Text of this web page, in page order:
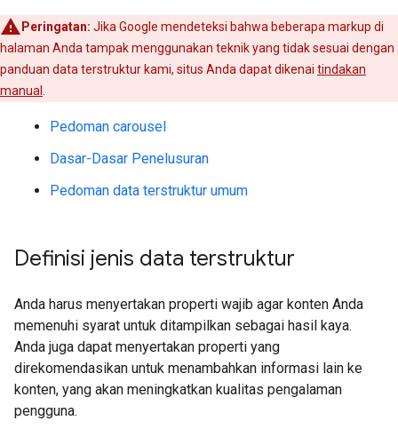
Peringatan: Jika Google mendeteksi bahwa beberapa markup di
halaman Anda tampak menggunakan teknik yang tidak sesuai dengan
panduan data terstruktur kami, situs Anda dapat dikenai tindakan
manual
Pedoman carousel
Dasar-Dasar Penelusuran
Pedoman data terstruktur umum
Definisi jenis data terstruktur
Anda harus menyertakan properti wajib agar konten Anda
memenuhi syarat untuk ditampilkan sebagai hasil kaya.
Anda juga dapat menyertakan properti yang
direkomendasikan untuk menambahkan informasi lain ke
konten, yang akan meningkatkan kualitas pengalaman
pengguna.